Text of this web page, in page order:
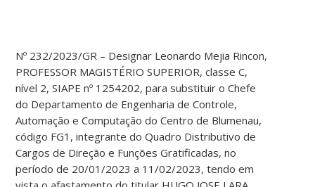
Nº 232/2023/GR – Designar Leonardo Mejia Rincon,
PROFESSOR MAGISTÉRIO SUPERIOR, classe C,
nível 2, SIAPE nº 1254202, para substituir o Chefe
do Departamento de Engenharia de Controle,
Automação e Computação do Centro de Blumenau,
código FG1, integrante do Quadro Distributivo de
Cargos de Direção e Funções Gratificadas, no
período de 20/01/2023 a 11/02/2023, tendo em